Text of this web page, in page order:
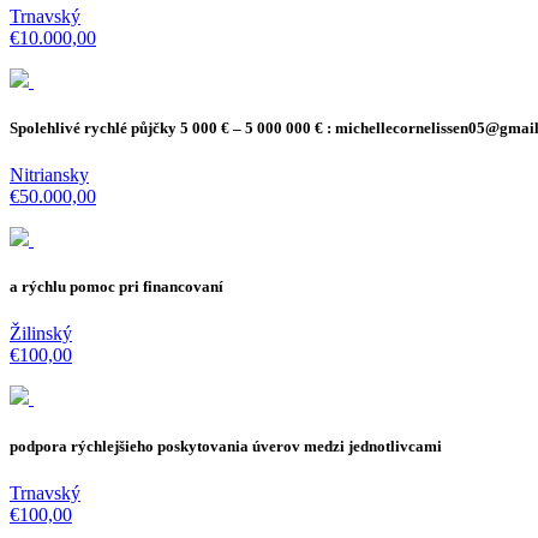
Trnavský
€10.000,00
Spolehlivé rychlé půjčky 5 000 € – 5 000 000 € :
Nitriansky
€50.000,00
a rýchlu pomoc pri financovaní
Žilinský
€100,00
podpora rýchlejšieho poskytovania úverov medzi jednotlivcami
Trnavský
€100,00